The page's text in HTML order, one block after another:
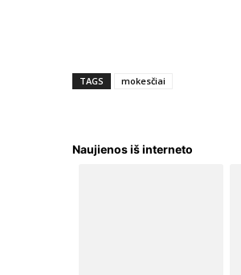
TAGS mokesčiai
Naujienos iš interneto